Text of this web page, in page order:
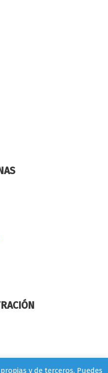
propias y de terceros. Puedes